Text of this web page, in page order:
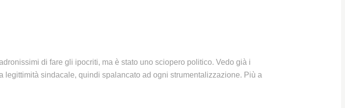
di fare gli ipocriti, ma è stato uno sciopero politico. Vedo già i
legittimità sindacale, quindi spalancato ad ogni strumentalizzazione. Più a